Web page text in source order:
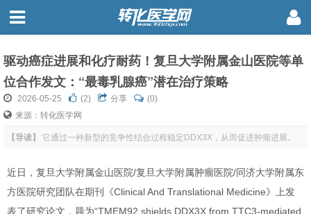
驱动癌症进展和化疗耐药！复旦大学附属金山医院等单
位合作发文：“最毒乳腺癌”潜在治疗策略
2026-05-25 (2) 分享
(0)
来源：转化医学网
【导读】 它通过一种新型的竞争性结合过程稳定DDX3X，从而促进肿瘤进展。
近日，复旦大学附属金山医院/复旦大学附属肿瘤医院/同济大学附属东
方医院研究团队在期刊《Clinical And Translational Medicine》上发
表了研究论文，题为“TMEM92 shields DDX3X from TTC3-mediated